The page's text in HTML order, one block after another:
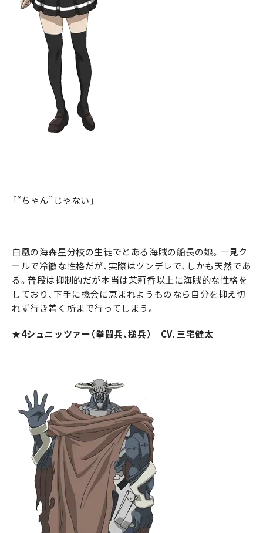
「“ちゃん”じゃない」
白凰の海森星分校の生徒でとある海賊の船長の娘。一見ク
ールで冷徹な性格だが、実際はツンデレで、しかも天然であ
る。普段は抑制的だが本当は茉莉香以上に海賊的な性格を
しており、下手に機会に恵まれようものなら自分を抑え切
れず行き着く所まで行ってしまう。
★4シュニッツァー（拳闘兵、槌兵） CV. 三宅健太